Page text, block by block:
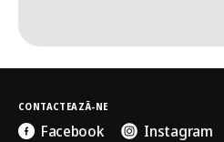
CONTACTEAZĂ-NE
Facebook Instagram